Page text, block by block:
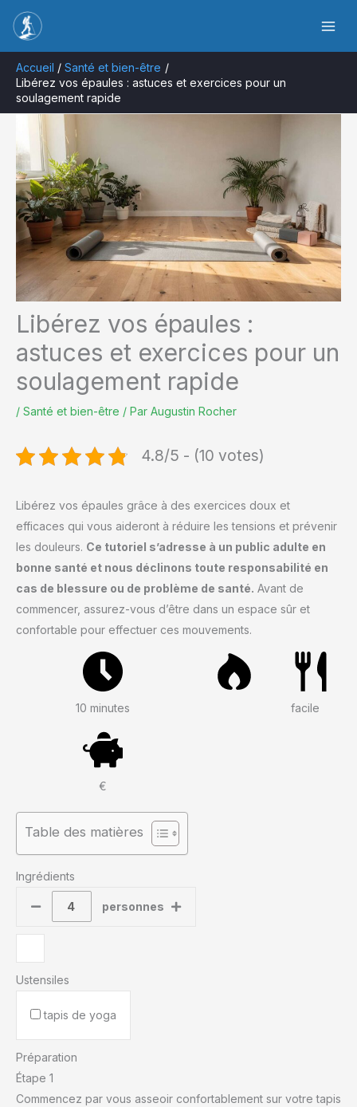
contenu
Accueil
Santé et bien-être
Libérez vos épaules : astuces et exercices pour un
soulagement rapide
Libérez vos épaules :
astuces et exercices pour un
soulagement rapide
/ Santé et bien-être / Par Augustin Rocher
4.8/5 - (10 votes)
Libérez vos épaules grâce à des exercices doux et
efficaces qui vous aideront à réduire les tensions et prévenir
les douleurs. Ce tutoriel s’adresse à un public adulte en
bonne santé et nous déclinons toute responsabilité en
cas de blessure ou de problème de santé. Avant de
commencer, assurez-vous d’être dans un espace sûr et
confortable pour effectuer ces mouvements.
10 minutes facile
€
Table des matières
Ingrédients
personnes
Ustensiles
tapis de yoga
Préparation
Étape 1
Commencez par vous asseoir confortablement sur votre tapis
Rechercher